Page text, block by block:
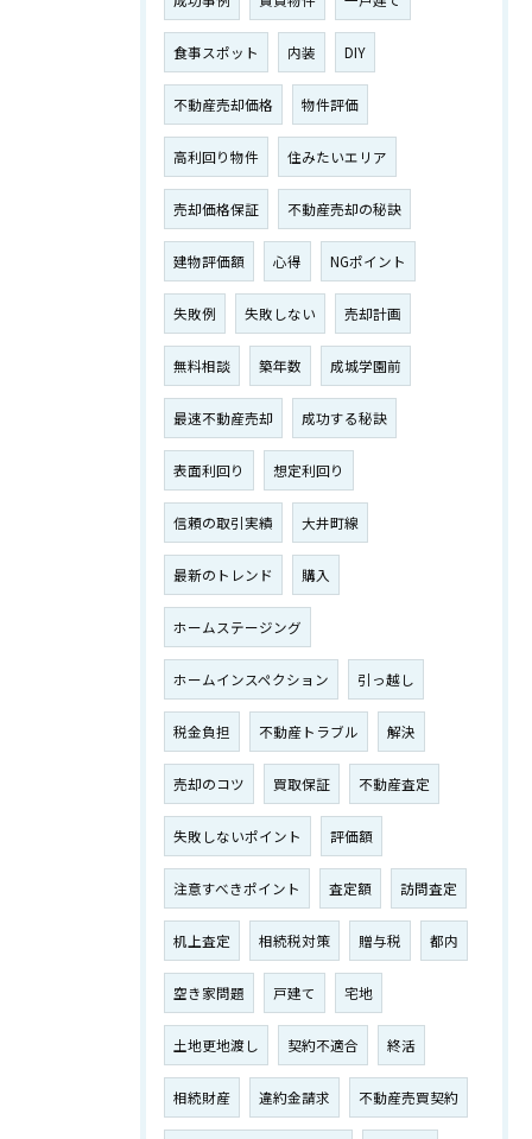
食事スポット 内装 DIY
不動産売却価格 物件評価
高利回り物件 住みたいエリア
売却価格保証 不動産売却の秘訣
建物評価額 心得 NGポイント
失敗例 失敗しない 売却計画
無料相談 築年数 成城学園前
最速不動産売却 成功する秘訣
表面利回り 想定利回り
信頼の取引実績 大井町線
最新のトレンド 購入
ホームステージング
ホームインスペクション 引っ越し
税金負担 不動産トラブル 解決
売却のコツ 買取保証 不動産査定
失敗しないポイント 評価額
注意すべきポイント 査定額 訪問査定
机上査定 相続税対策 贈与税 都内
空き家問題 戸建て 宅地
土地更地渡し 契約不適合 終活
相続財産 違約金請求 不動産売買契約